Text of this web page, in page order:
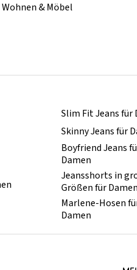
Wohnen & Möbel
Slim Fit Jeans für
Skinny Jeans für
Boyfriend Jeans
Damen
Jeansshorts in
Größen für Damen
Marlene-Hosen
Damen